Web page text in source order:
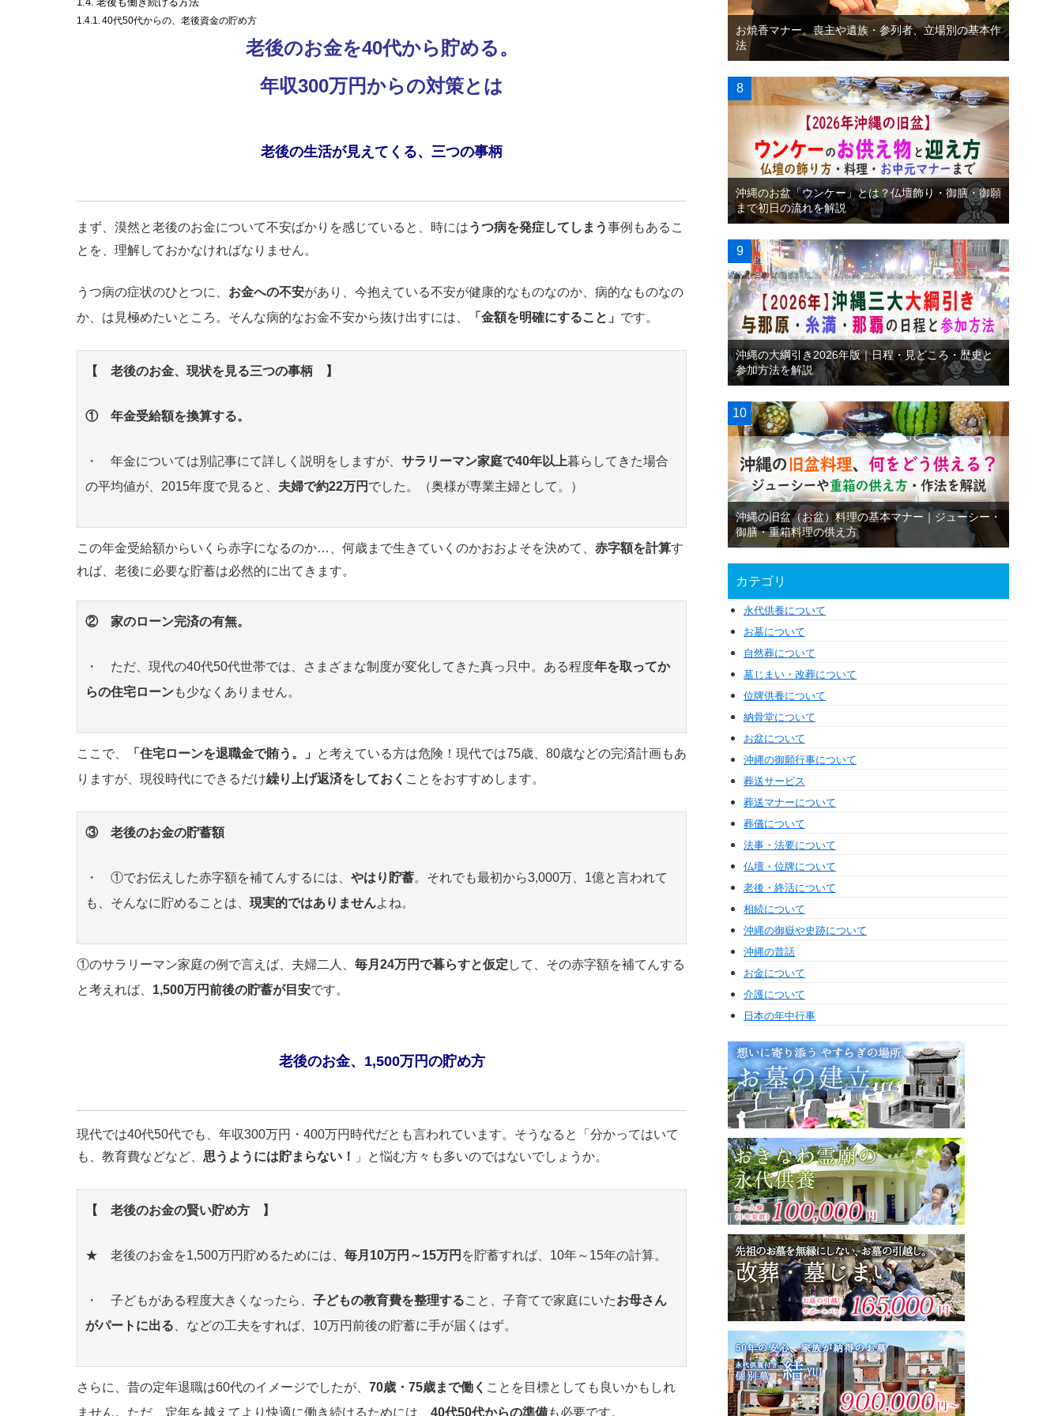
40代50代からの、老後資金の貯め方
老後のお金を40代から貯める。
年収300万円からの対策とは
老後の生活が見えてくる、三つの事柄
まず、漠然と老後のお金について不安ばかりを感じていると、時にはうつ病を発症してしまう事例もあるこ
とを、理解しておかなければなりません。
うつ病の症状のひとつに、 お金への不安があり、今抱えている不安が健康的なものなのか、病的なものなの
か、は見極めたいところ。そんな病的なお金不安から抜け出すには、
「金額を明確にすること」 です。
【 老後のお金、現状を見る三つの事柄 】
① 年金受給額を換算する。
・ 年金については別記事にて詳しく説明をしますが、 サラリーマン家庭で40年以上暮らしてきた場合
の平均値が、2015年度で見ると、 夫婦で約22万円 でした。（奥様が専業主婦として。）
この年金受給額からいくら赤字になるのか…、何歳まで生きていくのかおおよそを決めて、 赤字額を計算す
れば、老後に必要な貯蓄は必然的に出てきます。
② 家のローン完済の有無。
・ ただ、現代の40代50代世帯では、さまざまな制度が変化してきた真っ只中。ある程度年を取ってか
らの住宅ローンも少なくありません。
ここで、 「住宅ローンを退職金で賄う。」
と考えている方は危険！現代では75歳、80歳などの完済計画もあ
りますが、現役時代にできるだけ繰り上げ返済をしておく ことをおすすめします。
③ 老後のお金の貯蓄額
・ ①でお伝えした赤字額を補てんするには、 やはり貯蓄。それでも最初から3,000万、1億と言われて
も、そんなに貯めることは、 現実的ではありませんよね。
①のサラリーマン家庭の例で言えば、夫婦二人、 毎月24万円で暮らすと仮定 して、その赤字額を補てんする
と考えれば、 1,500万円前後の貯蓄が目安です。
老後のお金、1,500万円の貯め方
現代では40代50代でも、年収300万円・400万円時代だとも言われています。そうなると「分かってはいて
も、教育費などなど、 思うようには貯まらない！ 」と悩む方々も多いのではないでしょうか。
【 老後のお金の賢い貯め方 】
★ 老後のお金を1,500万円貯めるためには、 毎月10万円～15万円 を貯蓄すれば、10年～15年の計算。
・ 子どもがある程度大きくなったら、 子どもの教育費を整理すること、子育てで家庭にいたお母さん
がパートに出る 、などの工夫をすれば、10万円前後の貯蓄に手が届くはず。
さらに、昔の定年退職は60代のイメージでしたが、 70歳・75歳まで働く ことを目標としても良いかもしれ
ません。ただ、定年を越えてより快適に働き続けるためには、 40代50代からの準備も必要です。
お焼香マナー。喪主や遺族・参列者、立場別の基本作
法
沖縄のお盆「ウンケー」とは？仏壇飾り・御膳・御願
まで初日の流れを解説
沖縄の大綱引き2026年版｜日程・見どころ・歴史と
参加方法を解説
沖縄の旧盆（お盆）料理の基本マナー｜ジューシー・
御膳・重箱料理の供え方
カテゴリ
永代供養について
お墓について
自然葬について
墓じまい・改葬について
位牌供養について
納骨堂について
お盆について
沖縄の御願行事について
葬送サービス
葬送マナーについて
葬儀について
法事・法要について
仏壇・位牌について
老後・終活について
相続について
沖縄の御嶽や史跡について
沖縄の昔話
お金について
介護について
日本の年中行事